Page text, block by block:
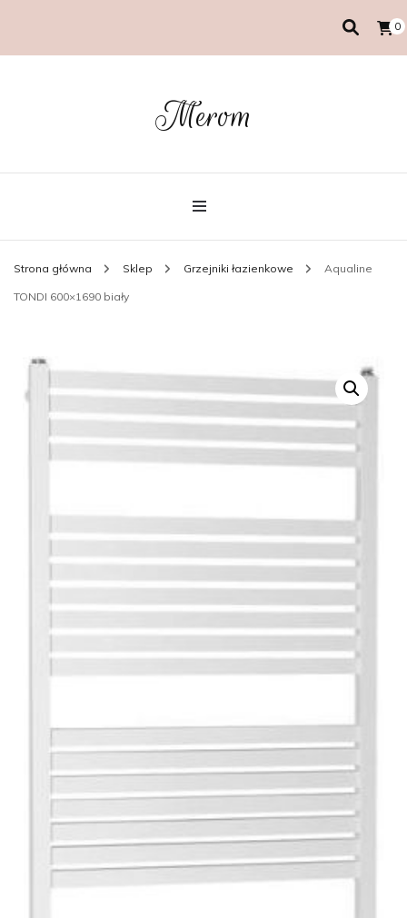
0
Merom
Strona główna Sklep Grzejniki łazienkowe Aqualine
TONDI 600×1690 biały